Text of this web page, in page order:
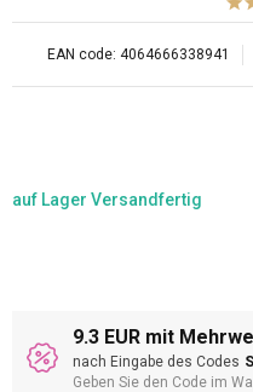
EAN code: 4064666338941
auf Lager Versandfertig
9.3 EUR mit
nach Eingabe des Codes
Geben Sie den Code im